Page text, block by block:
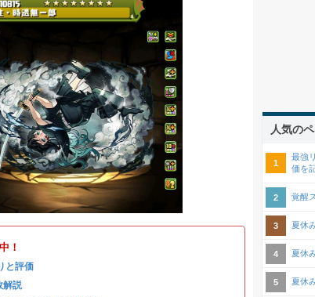
！
と評価
解説
人気の
最強
価を
覚醒
夏休
夏休
夏休